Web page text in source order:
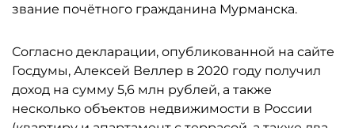
звание почётного гражданина Мурманска.
Согласно декларации, опубликованной на сайте
Госдумы, Алексей Веллер в 2020 году получил
доход на сумму 5,6 млн рублей, а также
несколько объектов недвижимости в России